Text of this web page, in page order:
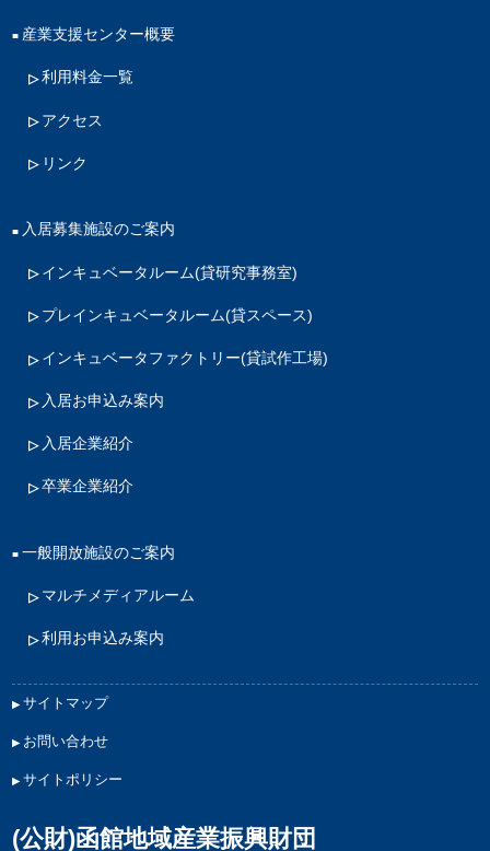
産業支援センター概要
利用料金一覧
アクセス
リンク
入居募集施設のご案内
インキュベータルーム(貸研究事務室)
プレインキュベータルーム(貸スペース)
インキュベータファクトリー(貸試作工場)
入居お申込み案内
入居企業紹介
卒業企業紹介
一般開放施設のご案内
マルチメディアルーム
利用お申込み案内
サイトマップ
お問い合わせ
サイトポリシー
(公財)函館地域産業振興財団